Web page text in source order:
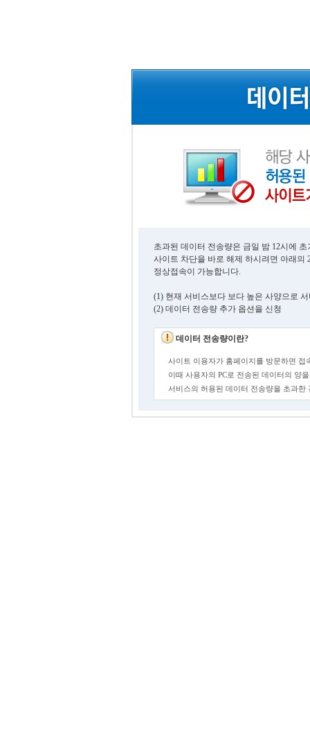
초과된 데이터 전송량은 금일 밤 12시에
사이트 차단을 바로 해제 하시려면 아래의
정상접속이 가능합니다.
(1) 현재 서비스보다 보다 높은 사양으로
(2) 데이터 전송량 추가 옵션을 신청
데이터 전송량이란?
사이트 이용자가 홈페이지를 방문하면 접
이때 사용자의 PC로 전송된 데이터의 양
서비스의 허용된 데이터 전송량을 초과